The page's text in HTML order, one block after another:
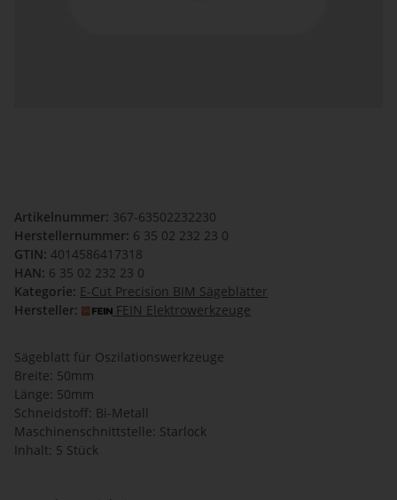
Artikelnummer: 367-63502232230
Herstellernummer: 6 35 02 232 23 0
GTIN: 4014586417318
HAN: 6 35 02 232 23 0
Kategorie: E-Cut Precision BIM Sägeblätter
Hersteller:
FEIN Elektrowerkzeuge
Sägeblatt für Oszilationswerkzeuge
Breite: 50mm
Länge: 50mm
Schneidstoff: Bi-Metall
Maschinenschnittstelle: Starlock
Inhalt: 5 Stück